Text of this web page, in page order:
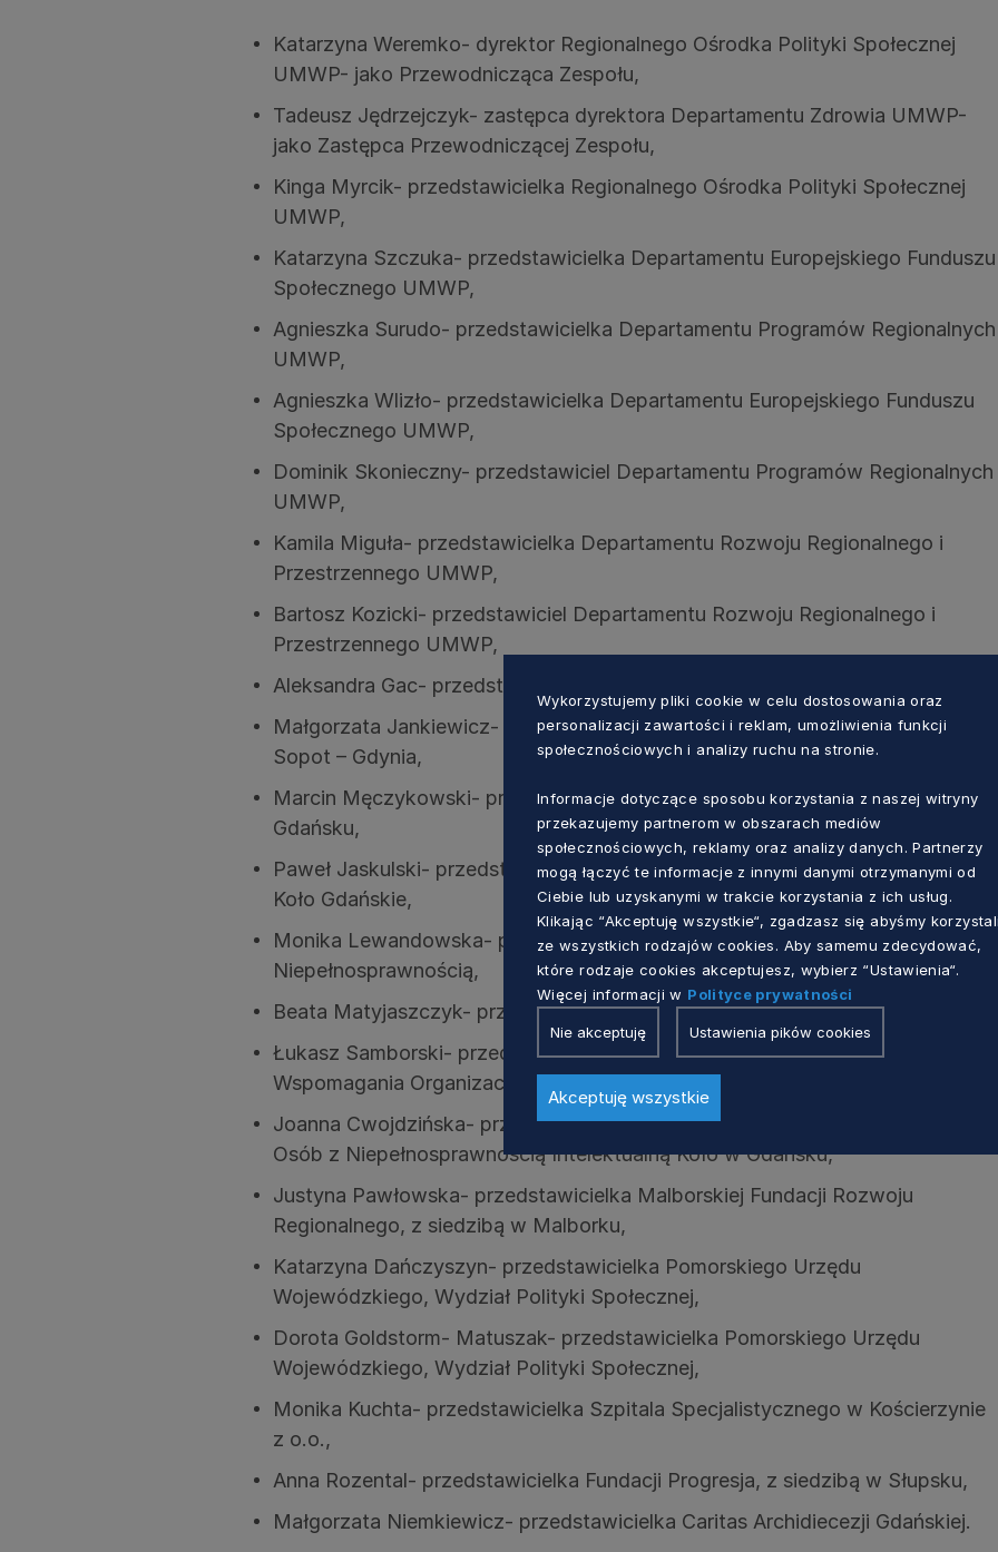
Katarzyna Weremko- dyrektor Regionalnego Ośrodka Polityki Społecznej
UMWP- jako Przewodnicząca Zespołu,
Tadeusz Jędrzejczyk- zastępca dyrektora Departamentu Zdrowia UMWP-
jako Zastępca Przewodniczącej Zespołu,
Kinga Myrcik- przedstawicielka Regionalnego Ośrodka Polityki Społecznej
UMWP,
Katarzyna Szczuka- przedstawicielka Departamentu Europejskiego Funduszu
Społecznego UMWP,
Agnieszka Surudo- przedstawicielka Departamentu Programów Regionalnych
UMWP,
Agnieszka Wlizło- przedstawicielka Departamentu Europejskiego Funduszu
Społecznego UMWP,
Dominik Skonieczny- przedstawiciel Departamentu Programów Regionalnych
UMWP,
Kamila Miguła- przedstawicielka Departamentu Rozwoju Regionalnego i
Przestrzennego UMWP,
Bartosz Kozicki- przedstawiciel Departamentu Rozwoju Regionalnego i
Przestrzennego UMWP,
Aleksandra Gac- przedstawicielka Departamentu Zdrowia UMWP,
Małgorzata Jankiewicz- przedstawicielka Obszaru Metropolitalnego Gdańsk-
Sopot – Gdynia,
Marcin Męczykowski- przedstawiciel Miejskiego Ośrodka Pomocy Rodzinie
Gdańsku,
Paweł Jaskulski- przedstawiciel Towarzystwa Pomocy im. Św. Brata Alberta
Koło Gdańskie,
Monika Lewandowska- przedstawicielka Gdyńskiej Rady ds. Rodziny z
Niepełnosprawnością,
Beata Matyjaszczyk- przedstawicielka ZHP Chorągiew Gdańska,
Łukasz Samborski- przedstawiciel Regionalnego Centrum Informacji i
Wspomagania Organizacji Pozarządowych w Gdańsku,
Joanna Cwojdzińska- przedstawicielka Polskiego Stowarzyszenia na rzecz
Osób z Niepełnosprawnością Intelektualną Koło w Gdańsku,
Justyna Pawłowska- przedstawicielka Malborskiej Fundacji Rozwoju
Regionalnego, z siedzibą w Malborku,
Katarzyna Dańczyszyn- przedstawicielka Pomorskiego Urzędu
Wojewódzkiego, Wydział Polityki Społecznej,
Dorota Goldstorm- Matuszak- przedstawicielka Pomorskiego Urzędu
Wojewódzkiego, Wydział Polityki Społecznej,
Monika Kuchta- przedstawicielka Szpitala Specjalistycznego w Kościerzynie
z o.o.,
Anna Rozental- przedstawicielka Fundacji Progresja, z siedzibą w Słupsku,
Małgorzata Niemkiewicz- przedstawicielka Caritas Archidiecezji Gdańskiej.
Wykorzystujemy pliki cookie w celu dostosowania oraz
personalizacji zawartości i reklam, umożliwienia funkcji
społecznościowych i analizy ruchu na stronie.
Informacje dotyczące sposobu korzystania z naszej witryny
przekazujemy partnerom w obszarach mediów
społecznościowych, reklamy oraz analizy danych. Partnerzy
mogą łączyć te informacje z innymi danymi otrzymanymi od
Ciebie lub uzyskanymi w trakcie korzystania z ich usług.
Klikając “Akceptuję wszystkie“, zgadzasz się abyśmy
ze wszystkich rodzajów cookies. Aby samemu zdecydować,
które rodzaje cookies akceptujesz, wybierz “Ustawienia“.
Więcej informacji w Polityce prywatności
Nie akceptuję Ustawienia pików cookies
Akceptuję wszystkie